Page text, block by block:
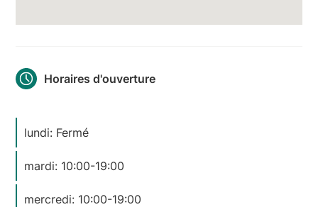
Horaires d'ouverture
lundi: Fermé
mardi: 10:00-19:00
mercredi: 10:00-19:00